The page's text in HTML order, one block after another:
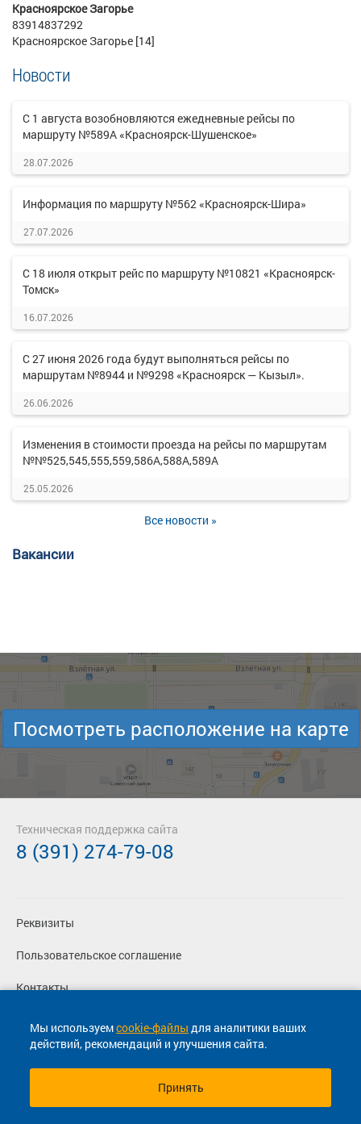
Красноярское Загорье
83914837292
Красноярское Загорье [14]
Новости
С 1 августа возобновляются ежедневные рейсы по
маршруту №589А «Красноярск-Шушенское»
28.07.2026
Информация по маршруту №562 «Красноярск-Шира»
27.07.2026
С 18 июля открыт рейс по маршруту №10821 «Красноярск-
Томск»
16.07.2026
С 27 июня 2026 года будут выполняться рейсы по
маршрутам №8944 и №9298 «Красноярск — Кызыл».
26.06.2026
Изменения в стоимости проезда на рейсы по маршрутам
№№525,545,555,559,586А,588А,589А
25.05.2026
Все новости »
Вакансии
Мы используемcookie-файлы для аналитики ваших
действий, рекомендаций и улучшения сайта.
Принять
Посмотреть расположение на карте
Реквизиты
Пользовательское соглашение
Контакты
Политика конфиденциальности
Перевозчикам
Техническая поддержка сайта
8 (391) 274-79-08
© 2013-2026, ООО "Капитал"- Онлайн сервис продажи